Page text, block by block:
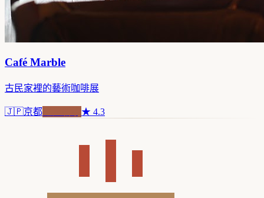
Café Marble
古民家裡的藝術咖啡展
🇯🇵京都 ★ 4.3